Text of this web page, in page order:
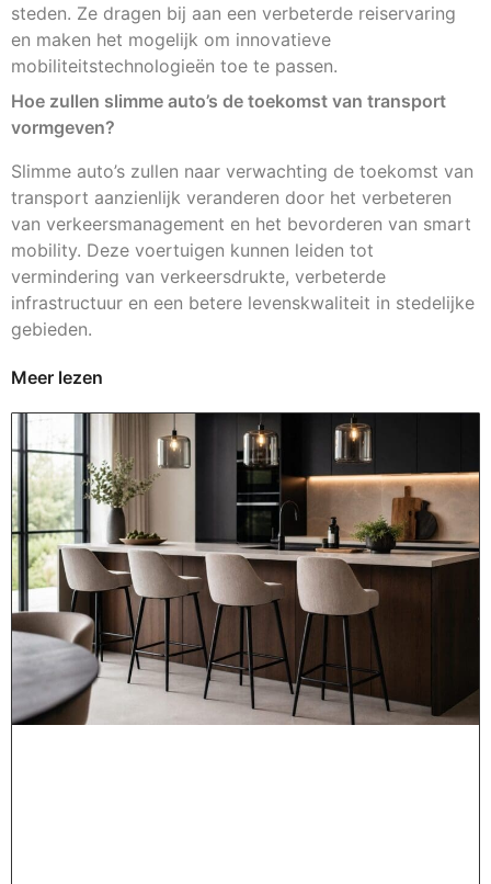
steden. Ze dragen bij aan een verbeterde reiservaring
en maken het mogelijk om innovatieve
mobiliteitstechnologieën toe te passen.
Hoe zullen slimme auto’s de toekomst van transport
vormgeven?
Slimme auto’s zullen naar verwachting de toekomst van
transport aanzienlijk veranderen door het verbeteren
van verkeersmanagement en het bevorderen van smart
mobility. Deze voertuigen kunnen leiden tot
vermindering van verkeersdrukte, verbeterde
infrastructuur en een betere levenskwaliteit in stedelijke
gebieden.
Meer lezen